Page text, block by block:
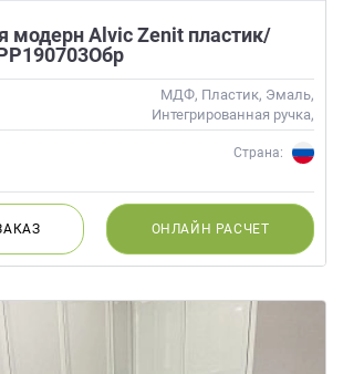
модерн Alvic Zenit пластик/
МДФ, Пластик, Эмаль,
Интегрированная ручка,
Матовые
Страна:
ОНЛАЙН РАСЧЕТ